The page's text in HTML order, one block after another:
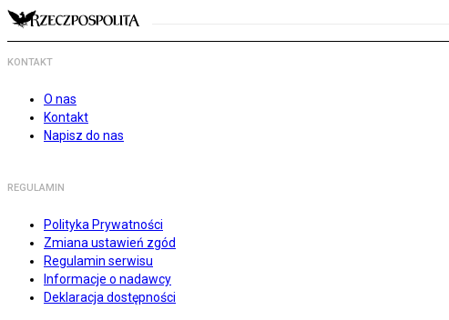
KONTAKT
O nas
Kontakt
Napisz do nas
REGULAMIN
Polityka Prywatności
Zmiana ustawień zgód
Regulamin serwisu
Informacje o nadawcy
Deklaracja dostępności